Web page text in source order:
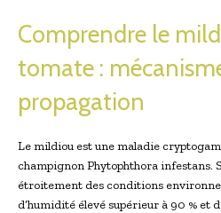
Comprendre le
tomate :
propagation
Le mildiou est une maladie
champignon Phytophthora infestans.
étroitement des conditions
d’humidité élevé supérieur à 90 % et